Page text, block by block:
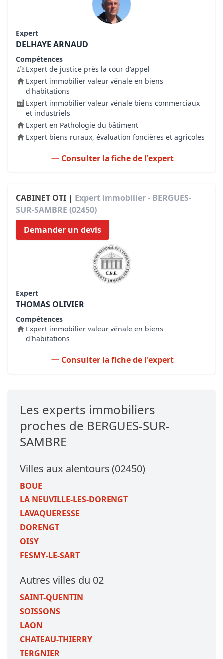
Expert
DELHAYE ARNAUD
Compétences
Expert de justice près la cour d'appel
Expert immobilier valeur vénale en biens
d'habitations
Expert immobilier valeur vénale biens commerciaux
et industriels
Expert en Pathologie du bâtiment
Expert biens ruraux, évaluation foncières et agricoles
Consulter la fiche de l'expert
CABINET OTI | Expert immobilier - BERGUES-
SUR-SAMBRE (02450)
Demander un devis
Expert
THOMAS OLIVIER
Compétences
Expert immobilier valeur vénale en biens
d'habitations
Consulter la fiche de l'expert
Les experts immobiliers
proches de BERGUES-SUR-
SAMBRE
Villes aux alentours (02450)
BOUE
LA NEUVILLE-LES-DORENGT
LAVAQUERESSE
DORENGT
OISY
FESMY-LE-SART
Autres villes du 02
SAINT-QUENTIN
SOISSONS
LAON
CHATEAU-THIERRY
TERGNIER